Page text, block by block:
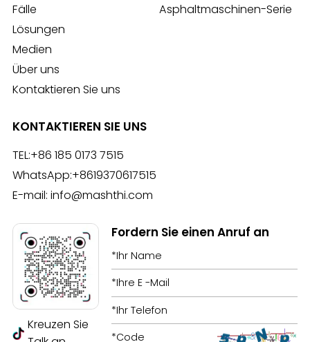
Fälle
Lösungen
Medien
Über uns
Kontaktieren Sie uns
Asphaltmaschinen-Serie
KONTAKTIEREN SIE UNS
TEL:+86 185 0173 7515
WhatsApp:+8619370617515
E-mail: info@mashthi.com
Kreuzen Sie
Fordern Sie einen Anruf an